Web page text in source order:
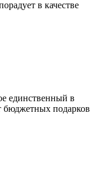
в качестве
единственный в
бюджетных подарков